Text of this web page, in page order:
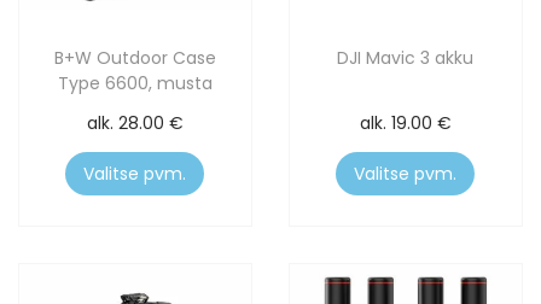
B+W Outdoor Case
Type 6600, musta
alk. 28.00 €
Valitse pvm.
DJI Mavic 3 akku
alk. 19.00 €
Valitse pvm.